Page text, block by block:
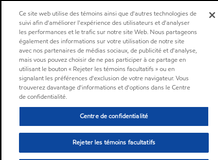
Ce site web utilise des témoins ainsi que d'autres technologies de
suivi afin d'améliorer l'expérience des utilisateurs et d'analyser
les performances et le trafic sur notre site Web. Nous partageons
également des informations sur votre utilisation de notre site
avec nos partenaires de médias sociaux, de publicité et d'analyse,
mais vous pouvez choisir de ne pas participer à ce partage en
utilisant le bouton « Rejeter les témoins facultatifs » ou en
signalant les préférences d'exclusion de votre navigateur. Vous
trouverez davantage d'informations et d'options dans le Centre
de confidentialité.
Centre de confidentialité
Rejeter les témoins facultatifs